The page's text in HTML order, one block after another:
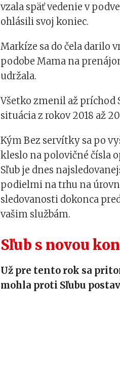
vzala späť vedenie v
ohlásili svoj koniec.
Markíze sa do čela darilo
podobe Mama na
udržala.
Všetko zmenil až príchod
situácia z rokov 2018 až
Kým Bez servítky sa po
kleslo na polovičné čísla
Sľub je dnes
podielmi na trhu na
sledovanosti dokonca
vašim službám.
Sľub s novou
Už pre tento rok sa
mohla proti Sľubu